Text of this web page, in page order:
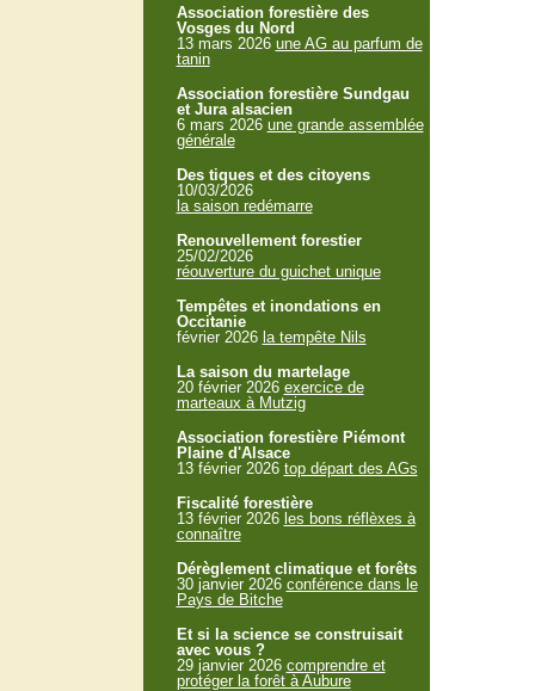
Association forestière des
Vosges du Nord
13 mars 2026 une AG au parfum de
tanin
Association forestière Sundgau
et Jura alsacien
6 mars 2026 une grande assemblée
générale
Des tiques et des citoyens
10/03/2026
la saison redémarre
Renouvellement forestier
25/02/2026
réouverture du guichet unique
Tempêtes et inondations en
Occitanie
février 2026 la tempête Nils
La saison du martelage
20 février 2026 exercice de
marteaux à Mutzig
Association forestière Piémont
Plaine d'Alsace
13 février 2026 top départ des AGs
Fiscalité forestière
13 février 2026 les bons réflèxes à
connaître
Dérèglement climatique et forêts
30 janvier 2026 conférence dans le
Pays de Bitche
Et si la science se construisait
avec vous ?
29 janvier 2026 comprendre et
protéger la forêt à Aubure